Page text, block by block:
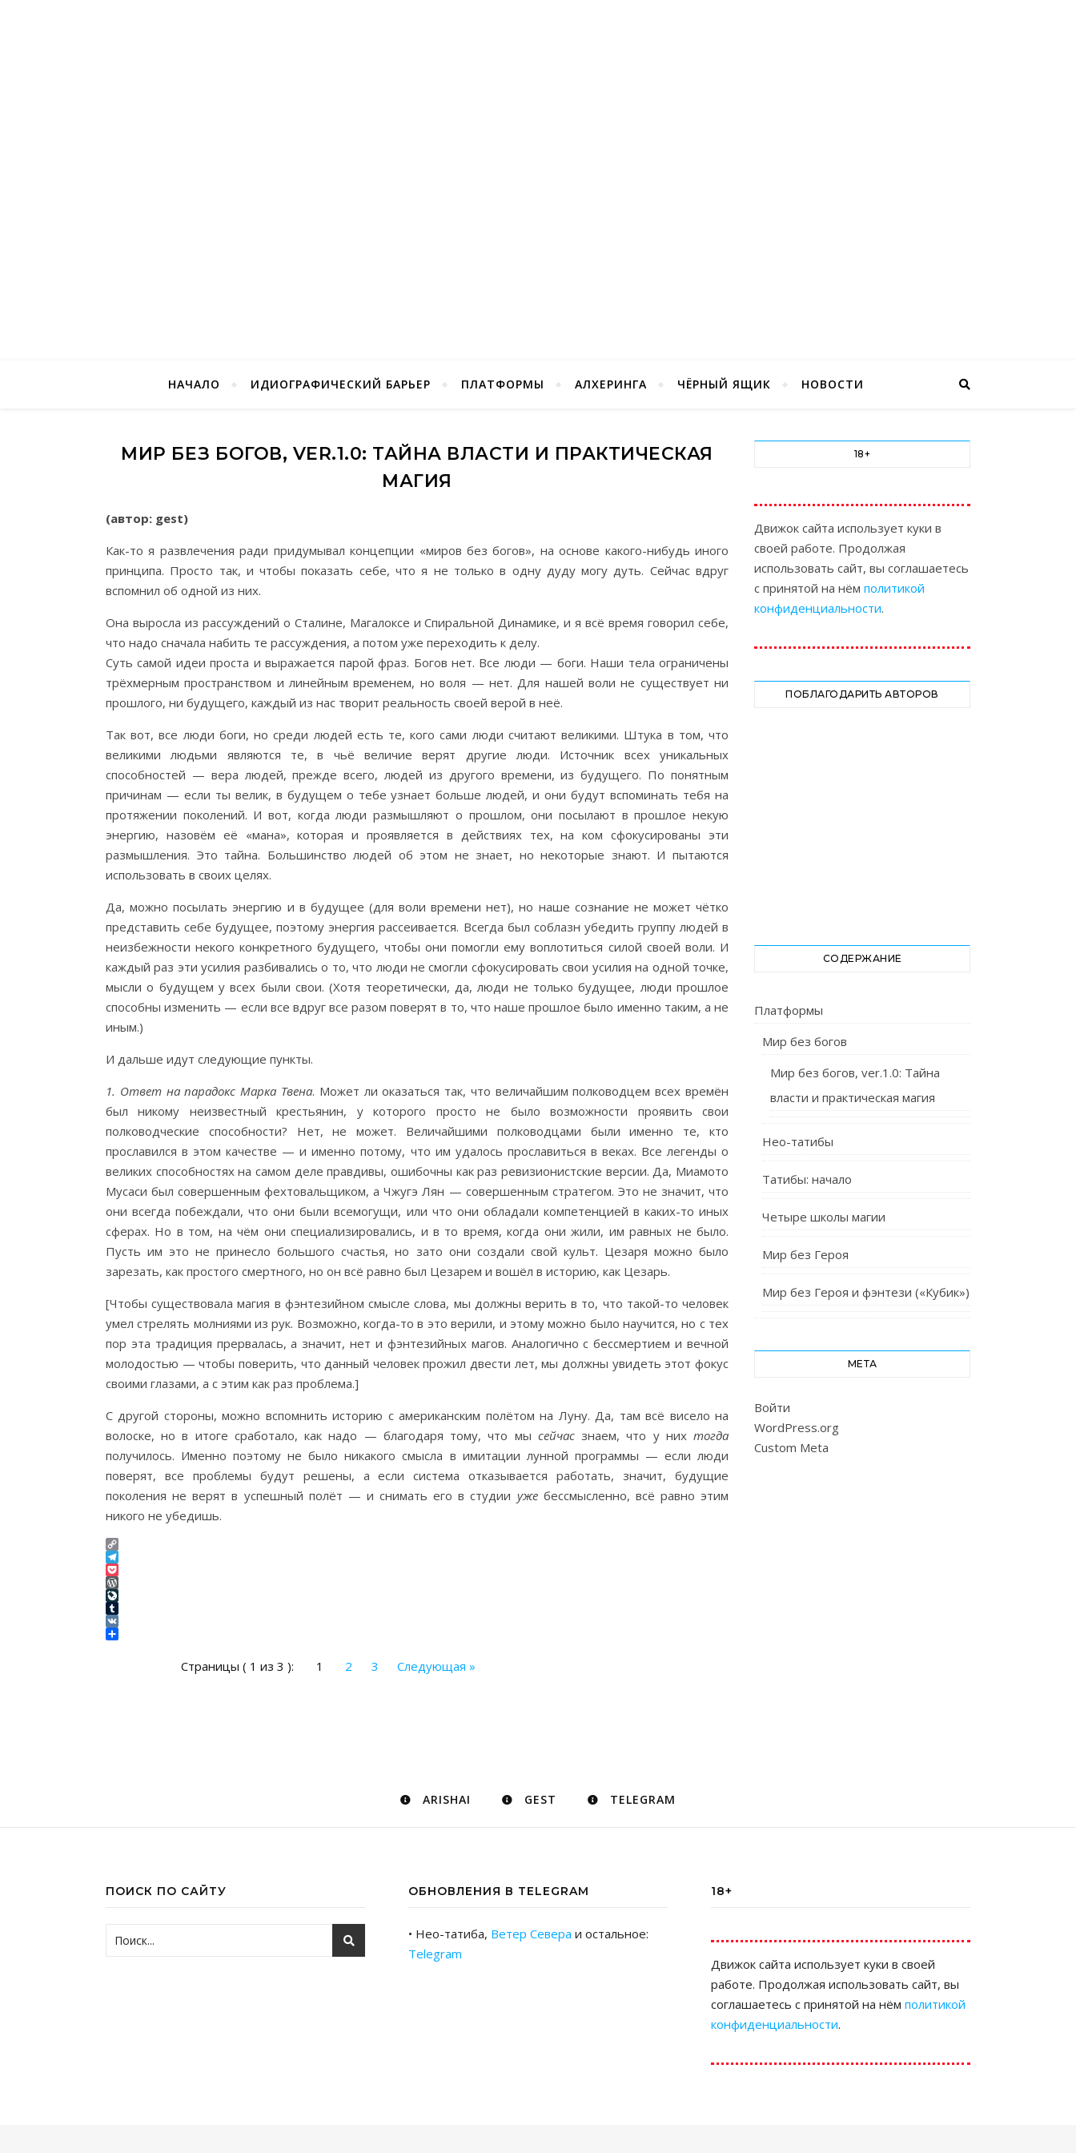
НАЧАЛО ИДИОГРАФИЧЕСКИЙ БАРЬЕР ПЛАТФОРМЫ АЛХЕРИНГА ЧЁРНЫЙ ЯЩИК НОВОСТИ
МИР БЕЗ БОГОВ, VER.1.0: ТАЙНА ВЛАСТИ И ПРАКТИЧЕСКАЯ
МАГИЯ
(автор: gest)
Как-то я развлечения ради придумывал концепции «миров без богов», на основе какого-нибудь иного
принципа. Просто так, и чтобы показать себе, что я не только в одну дуду могу дуть. Сейчас вдруг
вспомнил об одной из них.
Она выросла из рассуждений о Сталине, Магалоксе и Спиральной Динамике, и я всё время говорил себе,
что надо сначала набить те рассуждения, а потом уже переходить к делу.
Суть самой идеи проста и выражается парой фраз. Богов нет. Все люди — боги. Наши тела ограничены
трёхмерным пространством и линейным временем, но воля — нет. Для нашей воли не существует ни
прошлого, ни будущего, каждый из нас творит реальность своей верой в неё.
Так вот, все люди боги, но среди людей есть те, кого сами люди считают великими. Штука в том, что
великими людьми являются те, в чьё величие верят другие люди. Источник всех уникальных
способностей — вера людей, прежде всего, людей из другого времени, из будущего. По понятным
причинам — если ты велик, в будущем о тебе узнает больше людей, и они будут вспоминать тебя на
протяжении поколений. И вот, когда люди размышляют о прошлом, они посылают в прошлое некую
энергию, назовём её «мана», которая и проявляется в действиях тех, на ком сфокусированы эти
размышления. Это тайна. Большинство людей об этом не знает, но некоторые знают. И пытаются
использовать в своих целях.
Да, можно посылать энергию и в будущее (для воли времени нет), но наше сознание не может чётко
представить себе будущее, поэтому энергия рассеивается. Всегда был соблазн убедить группу людей в
неизбежности некого конкретного будущего, чтобы они помогли ему воплотиться силой своей воли. И
каждый раз эти усилия разбивались о то, что люди не смогли сфокусировать свои усилия на одной точке,
мысли о будущем у всех были свои. (Хотя теоретически, да, люди не только будущее, люди прошлое
способны изменить — если все вдруг все разом поверят в то, что наше прошлое было именно таким, а не
иным.)
И дальше идут следующие пункты.
1. Ответ на парадокс Марка Твена. Может ли оказаться так, что величайшим полководцем всех времён
был никому неизвестный крестьянин, у которого просто не было возможности проявить свои
полководческие способности? Нет, не может. Величайшими полководцами были именно те, кто
прославился в этом качестве — и именно потому, что им удалось прославиться в веках. Все легенды о
великих способностях на самом деле правдивы, ошибочны как раз ревизионистские версии. Да, Миамото
Мусаси был совершенным фехтовальщиком, а Чжугэ Лян — совершенным стратегом. Это не значит, что
они всегда побеждали, что они были всемогущи, или что они обладали компетенцией в каких-то иных
сферах. Но в том, на чём они специализировались, и в то время, когда они жили, им равных не было.
Пусть им это не принесло большого счастья, но зато они создали свой культ. Цезаря можно было
зарезать, как простого смертного, но он всё равно был Цезарем и вошёл в историю, как Цезарь.
[Чтобы существовала магия в фэнтезийном смысле слова, мы должны верить в то, что такой-то человек
умел стрелять молниями из рук. Возможно, когда-то в это верили, и этому можно было научится, но с тех
пор эта традиция прервалась, а значит, нет и фэнтезийных магов. Аналогично с бессмертием и вечной
молодостью — чтобы поверить, что данный человек прожил двести лет, мы должны увидеть этот фокус
своими глазами, а с этим как раз проблема.]
С другой стороны, можно вспомнить историю с американским полётом на Луну. Да, там всё висело на
волоске, но в итоге сработало, как надо — благодаря тому, что мы сейчасзнаем, что у нихтогда
получилось. Именно поэтому не было никакого смысла в имитации лунной программы — если люди
поверят, все проблемы будут решены, а если система отказывается работать, значит, будущие
поколения не верят в успешный полёт — и снимать его в студии ужебессмысленно, всё равно этим
никого не убедишь.
Copy
Link
Telegram
Pocket
WordPress
LiveJournal
Tumblr
VK
Страницы ( 1 из 3 ):
1 2 3 Следующая »
18+
Движок сайта использует куки в
своей работе. Продолжая
использовать сайт, вы соглашаетесь
с принятой на нём политикой
конфиденциальности.
ПОБЛАГОДАРИТЬ АВТОРОВ
СОДЕРЖАНИЕ
Платформы
Мир без богов
Мир без богов, ver.1.0: Тайна
власти и практическая магия
Нео-татибы
Татибы: начало
Четыре школы магии
Мир без Героя
Мир без Героя и фэнтези («Кубик»)
МЕТА
Войти
WordPress.org
Custom Meta
ARISHAI GEST TELEGRAM
ПОИСК ПО САЙТУ ОБНОВЛЕНИЯ В TELEGRAM
• Нео-татиба, Ветер Севера и остальное:
Telegram
18+
Движок сайта использует куки в своей
работе. Продолжая использовать сайт, вы
соглашаетесь с принятой на нём политикой
конфиденциальности.